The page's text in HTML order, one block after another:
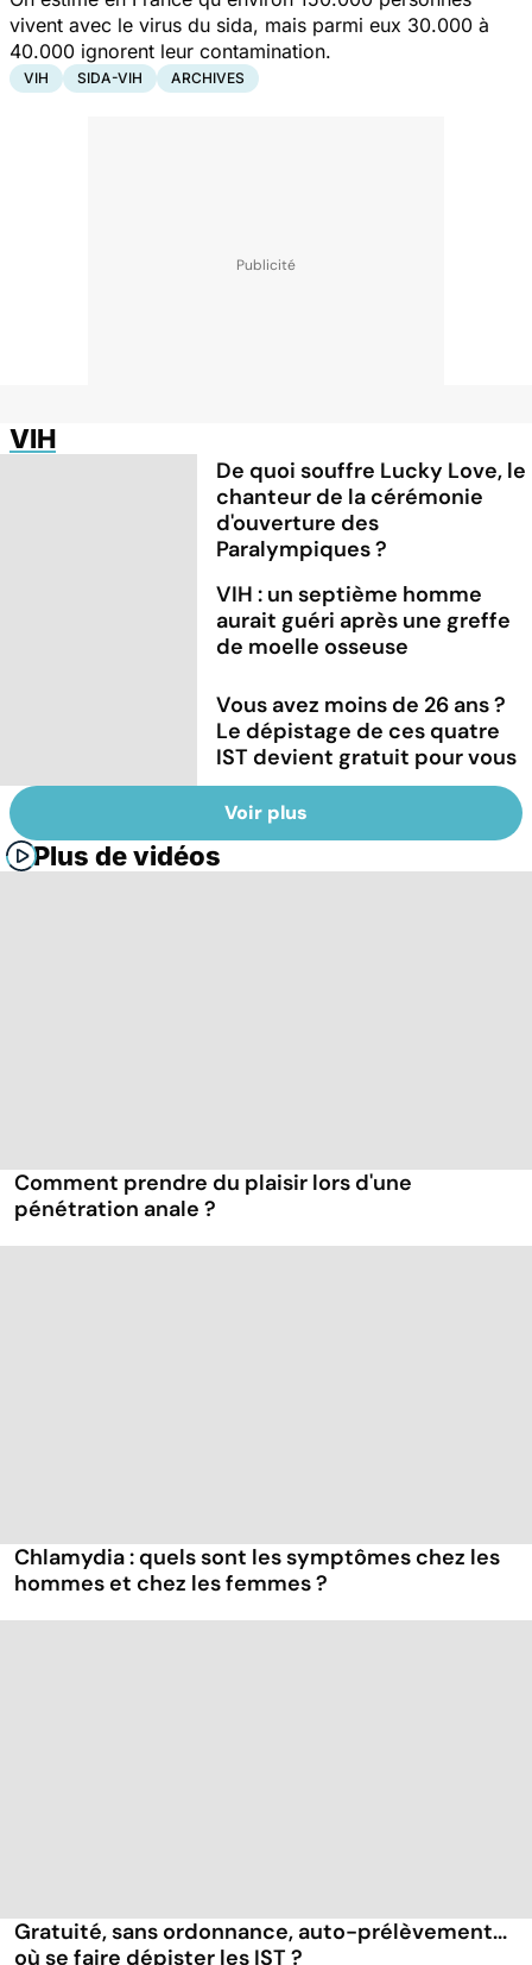
vivent avec le virus du sida, mais parmi eux 30.000 à
40.000 ignorent leur contamination.
VIH SIDA-VIH ARCHIVES
VIH
De quoi souffre Lucky Love, le
chanteur de la cérémonie
d'ouverture des
Paralympiques ?
VIH : un septième homme
aurait guéri après une greffe
de moelle osseuse
Vous avez moins de 26 ans ?
Le dépistage de ces quatre
IST devient gratuit pour vous
Voir plus
Plus de vidéos
Comment prendre du plaisir lors d'une
pénétration anale ?
Chlamydia : quels sont les symptômes chez les
hommes et chez les femmes ?
Gratuité, sans ordonnance, auto-prélèvement...
où se faire dépister les IST ?